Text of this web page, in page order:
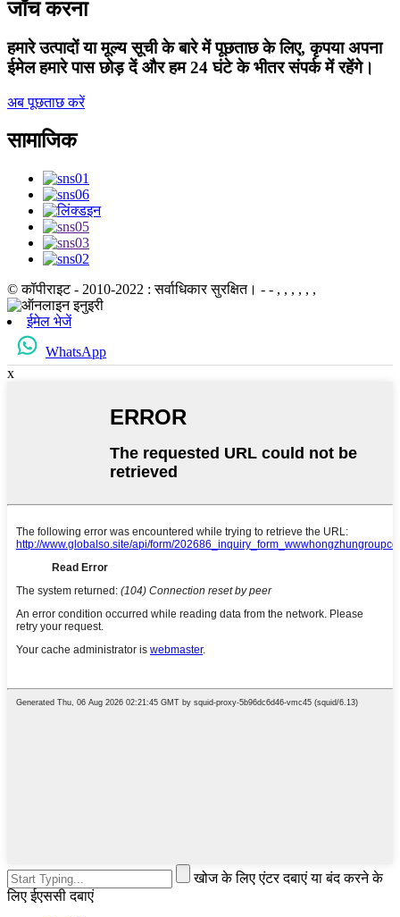
जाँच करना
हमारे उत्पादों या मूल्य सूची के बारे में पूछताछ के लिए, कृपया अपना
ईमेल हमारे पास छोड़ दें और हम 24 घंटे के भीतर संपर्क में रहेंगे।
अब पूछताछ करें
सामाजिक
© कॉपीराइट - 2010-2022 : सर्वाधिकार सुरक्षित। - - , , , , , ,
ईमेल भेजें
WhatsApp
x
खोज के लिए एंटर दबाएं या बंद करने के
लिए ईएससी दबाएं